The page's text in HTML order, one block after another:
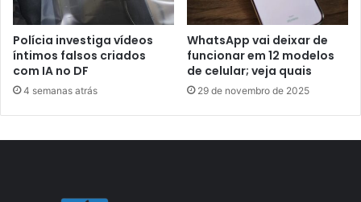
Polícia investiga vídeos
íntimos falsos criados
com IA no DF
4 semanas atrás
WhatsApp vai deixar de
funcionar em 12 modelos
de celular; veja quais
29 de novembro de 2025